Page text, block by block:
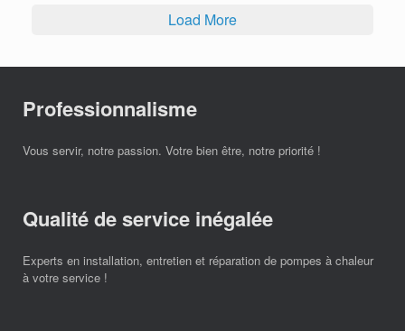
Load More
Professionnalisme
Vous servir, notre passion. Votre bien être, notre priorité !
Qualité de service inégalée
Experts en installation, entretien et réparation de pompes à chaleur
à votre service !